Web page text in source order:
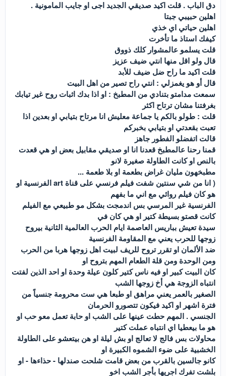
دق الباب . قلت اكيد صديقي الجديد اجى او جايب المامونية .
اهلين حبيبي جبتا
اهلين حياتي اي خذي
كيفك استاذ ما تأخرت
قلت يسلمو عالمشوار كلك ذووق
قال ولو اقل منها انتي ضيف عزيز
قلت اكيد ما راح ضل ضيف للأبد
قال أو هو يغمزلي : انتي راح تصير من اهل البيت
سمعت مدامتو بتنادي من المطبخ : او اذا بدك اثبات روح غير تيابك
بغرفتنا مشان ترتاح اكثر
قلت : طولو بالكم يا جماعة معليش انا مرتاح بتيابي او بعدين اذا
تعبت بقعدتي او بتيابي بخبركم
قالت اتفضلو الفطور جاهز
قمنا رحنا عالمطبخ قعدنا انا او صديقي مقابيل بعض او هي قعدت
بالنص او كانت الطاولة صغيرة لانو
مطبخهون مليان غراض بطعمة او بلا طعمة ...
( انا من شي سنتين شفت فيلم فرنسي على قناة art الفرنسية او
هو كان فيلم روائي مع اني ما بفهم
الفرنسية غير المرسي بس اندمجت بشكل مو طبيعي مع الفيلم
كانت قصتو بسيطة كتير او هي كان في
سيدة تعيش بباريس العاصمة ايام الحرب العالمية الثانية بيروح
زوجها للحرب يعني مع المقاومة الفرنسية
ضد الألمان او تقرر تروح للريف لبيت اهل زوجها هربا من الحرب
ومن الوحدة ومن قلة الطعام المهم بتروح او
كان البيت كبير او فيه ناس كتير كلون عيلة وحدة او احد الذين لفتت
انتباه الزوجة هي أخ زوجها الشب
الصغير بالعمر يعني مراهق او طبعا هي ست محرومة جنسياً من
فترة اشهر او اكيد فيكون تتصورو الحرمان
الجنسي . المهم حطت عينها على الشب او حابة تعمل معو حب او
هو ما بيعطيا اي انتباه عملت كتير
محاولات بس فالج لا تعالج او بش ليلة او هن بيتعشو على الطاولة
الخشبية على ضوء الشموه الكبيرة او
كانو جالسين بالقرب من بعض قامت شلحت صندلها - حذاءها - او
بلشت تفرك اجريها بأجر الشب اخو